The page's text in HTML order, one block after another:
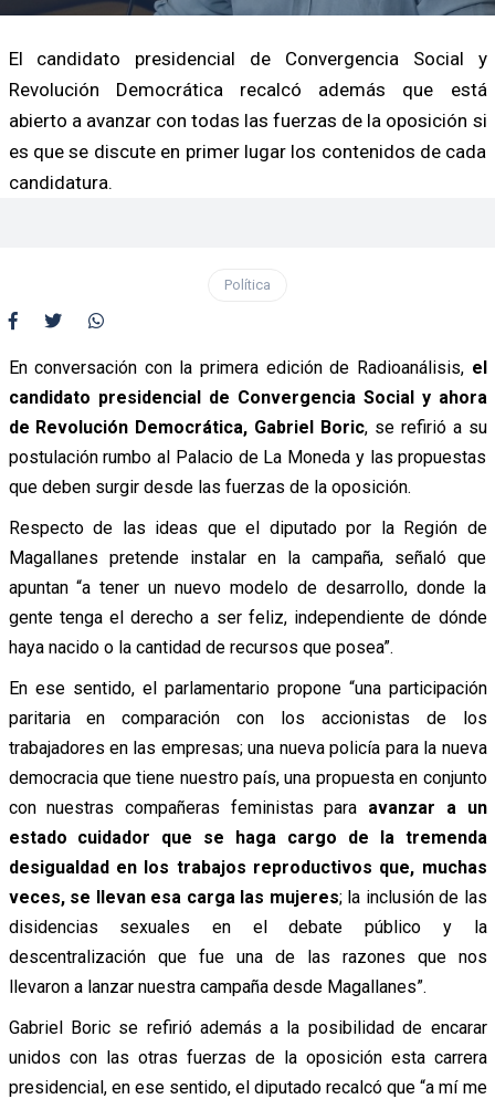
El candidato presidencial de Convergencia Social y
Revolución Democrática recalcó además que está
abierto a avanzar con todas las fuerzas de la oposición si
es que se discute en primer lugar los contenidos de cada
candidatura.
Política
En conversación con la primera edición de Radioanálisis, el
candidato presidencial de Convergencia Social y ahora
de Revolución Democrática, Gabriel Boric, se refirió a su
postulación rumbo al Palacio de La Moneda y las propuestas
que deben surgir desde las fuerzas de la oposición.
Respecto de las ideas que el diputado por la Región de
Magallanes pretende instalar en la campaña, señaló que
apuntan “a tener un nuevo modelo de desarrollo, donde la
gente tenga el derecho a ser feliz, independiente de dónde
haya nacido o la cantidad de recursos que posea”.
En ese sentido, el parlamentario propone “una participación
paritaria en comparación con los accionistas de los
trabajadores en las empresas; una nueva policía para la nueva
democracia que tiene nuestro país, una propuesta en conjunto
con nuestras compañeras feministas para avanzar a un
estado cuidador que se haga cargo de la tremenda
desigualdad en los trabajos reproductivos que, muchas
veces, se llevan esa carga las mujeres; la inclusión de las
disidencias sexuales en el debate público y la
descentralización que fue una de las razones que nos
llevaron a lanzar nuestra campaña desde Magallanes”.
Gabriel Boric se refirió además a la posibilidad de encarar
unidos con las otras fuerzas de la oposición esta carrera
presidencial, en ese sentido, el diputado recalcó que “a mí me